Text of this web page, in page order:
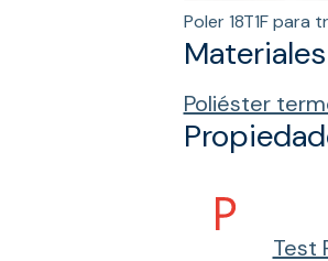
Poler 18T1F
Materiales
Poliéster
Test